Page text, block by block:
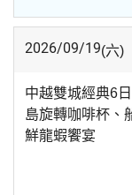
2026/09/19(六)
中越雙城經典6
島旋轉咖啡杯、
鮮龍蝦饗宴